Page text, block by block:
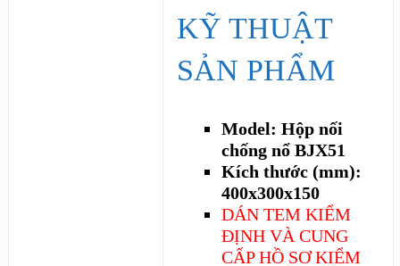
KỸ THUẬT
SẢN PHẨM
Model: Hộp nối
chống nổ BJX51
Kích thước (mm):
400x300x150
DÁN TEM KIỂM
ĐỊNH VÀ CUNG
CẤP HỒ SƠ KIỂM